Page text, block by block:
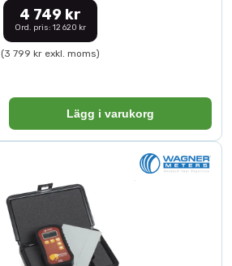
4 749 kr
Ord. pris: 12 620 kr
(3 799 kr exkl. moms)
Lägg i varukorg